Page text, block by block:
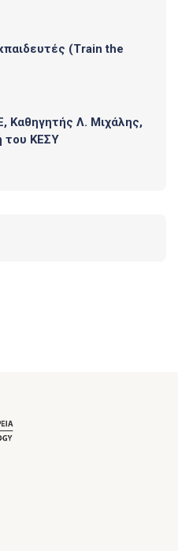
(Τrain the
Καθηγητής Λ. Μιχάλης,
του ΚΕΣΥ